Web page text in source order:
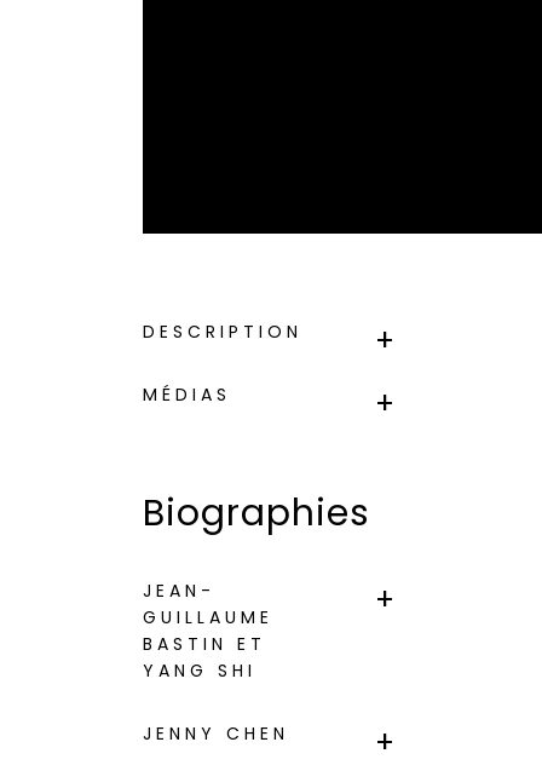
DESCRIPTION
MÉDIAS
Biographies
JEAN-
GUILLAUME
BASTIN ET
YANG SHI
JENNY CHEN